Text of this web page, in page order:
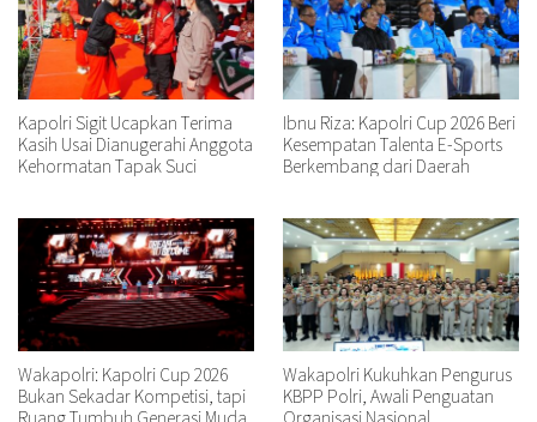
Kapolri Sigit Ucapkan Terima
Kasih Usai Dianugerahi Anggota
Kehormatan Tapak Suci
Ibnu Riza: Kapolri Cup 2026 Beri
Kesempatan Talenta E-Sports
Berkembang dari Daerah
Wakapolri: Kapolri Cup 2026
Bukan Sekadar Kompetisi, tapi
Ruang Tumbuh Generasi Muda
Wakapolri Kukuhkan Pengurus
KBPP Polri, Awali Penguatan
Organisasi Nasional